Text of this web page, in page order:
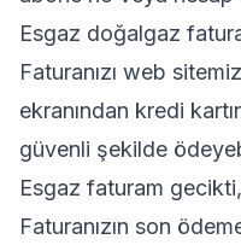
Esgaz doğalgaz
Faturanızı web
ekranından kredi
güvenli şekilde
Esgaz faturam
Faturanızın son